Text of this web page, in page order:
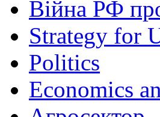
Війна РФ
Strategy for
Politics
Economics